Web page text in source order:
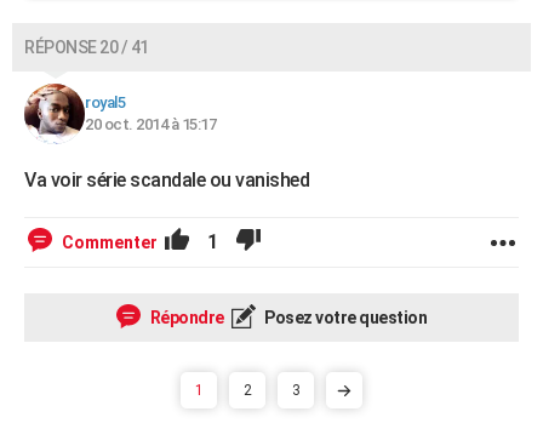
RÉPONSE 20 / 41
royal5
20 oct. 2014 à 15:17
Va voir série scandale ou vanished
Commenter 1
Répondre Posez votre question
1 2 3